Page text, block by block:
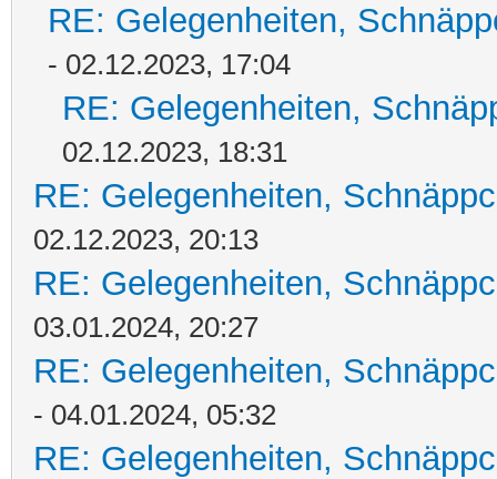
RE: Gelegenheiten,
- 02.12.2023, 17:04
RE: Gelegenheiten,
02.12.2023, 18:31
RE: Gelegenheiten,
02.12.2023, 20:13
RE: Gelegenheiten,
03.01.2024, 20:27
RE: Gelegenheiten,
- 04.01.2024, 05:32
RE: Gelegenheiten,